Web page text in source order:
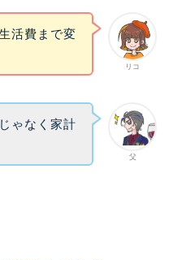
リコ
活費まで変
父
ゃなく家計